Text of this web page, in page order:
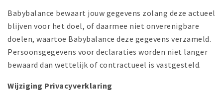
Babybalance bewaart jouw gegevens zolang deze actueel
blijven voor het doel, of daarmee niet onverenigbare
doelen, waartoe Babybalance deze gegevens verzameld.
Persoonsgegevens voor declaraties worden niet langer
bewaard dan wettelijk of contractueel is vastgesteld.
Wijziging Privacyverklaring